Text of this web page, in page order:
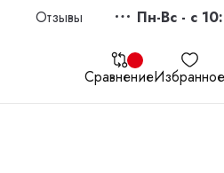
Отзывы Пн-Вс - c
СравнениеИзбранное